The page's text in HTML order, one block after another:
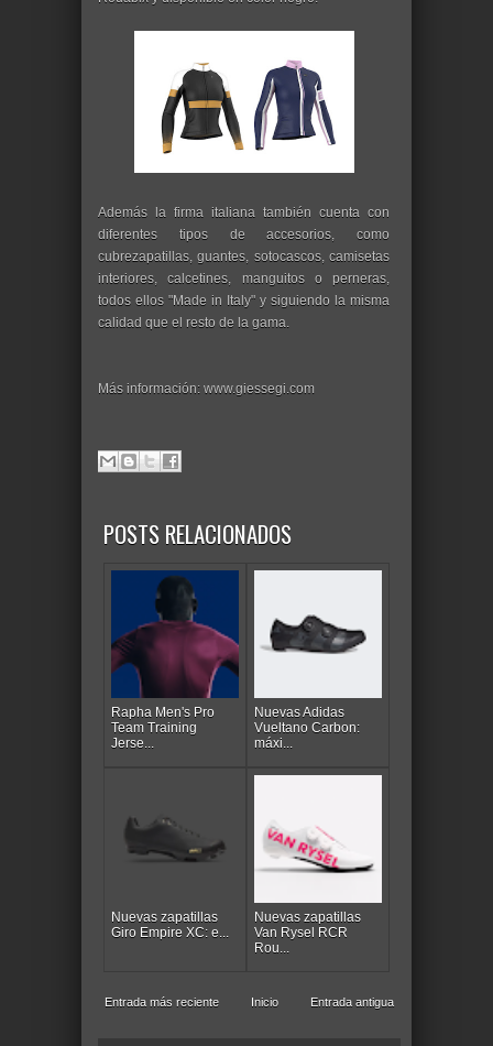
Además la firma italiana también cuenta con
diferentes tipos de accesorios, como
cubrezapatillas, guantes, sotocascos, camisetas
interiores, calcetines, manguitos o perneras,
todos ellos "Made in Italy" y siguiendo la misma
calidad que el resto de la gama.
Más información: www.giessegi.com
POSTS RELACIONADOS
Rapha Men's Pro
Team Training
Jerse...
Nuevas Adidas
Vueltano Carbon:
máxi...
Nuevas zapatillas
Giro Empire XC: e...
Nuevas zapatillas
Van Rysel RCR
Rou...
Entrada más reciente Entrada antigua
Inicio